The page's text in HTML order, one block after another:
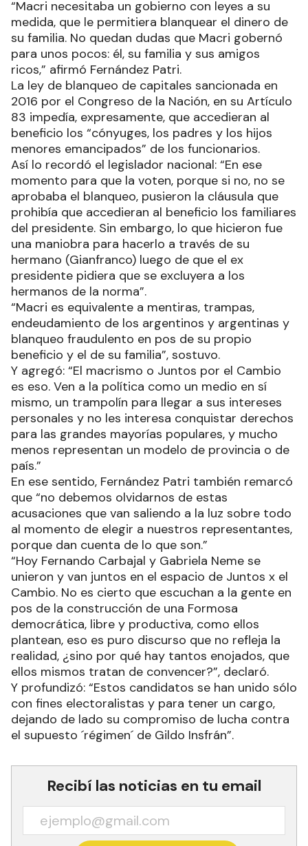
“Macri necesitaba un gobierno con leyes a su
medida, que le permitiera blanquear el dinero de
su familia. No quedan dudas que Macri gobernó
para unos pocos: él, su familia y sus amigos
ricos,” afirmó Fernández Patri.
La ley de blanqueo de capitales sancionada en
2016 por el Congreso de la Nación, en su Artículo
83 impedía, expresamente, que accedieran al
beneficio los “cónyuges, los padres y los hijos
menores emancipados” de los funcionarios.
Así lo recordó el legislador nacional: “En ese
momento para que la voten, porque si no, no se
aprobaba el blanqueo, pusieron la cláusula que
prohibía que accedieran al beneficio los familiares
del presidente. Sin embargo, lo que hicieron fue
una maniobra para hacerlo a través de su
hermano (Gianfranco) luego de que el ex
presidente pidiera que se excluyera a los
hermanos de la norma”.
“Macri es equivalente a mentiras, trampas,
endeudamiento de los argentinos y argentinas y
blanqueo fraudulento en pos de su propio
beneficio y el de su familia”, sostuvo.
Y agregó: “El macrismo o Juntos por el Cambio
es eso. Ven a la política como un medio en sí
mismo, un trampolín para llegar a sus intereses
personales y no les interesa conquistar derechos
para las grandes mayorías populares, y mucho
menos representan un modelo de provincia o de
país.”
En ese sentido, Fernández Patri también remarcó
que “no debemos olvidarnos de estas
acusaciones que van saliendo a la luz sobre todo
al momento de elegir a nuestros representantes,
porque dan cuenta de lo que son.”
“Hoy Fernando Carbajal y Gabriela Neme se
unieron y van juntos en el espacio de Juntos x el
Cambio. No es cierto que escuchan a la gente en
pos de la construcción de una Formosa
democrática, libre y productiva, como ellos
plantean, eso es puro discurso que no refleja la
realidad, ¿sino por qué hay tantos enojados, que
ellos mismos tratan de convencer?”, declaró.
Y profundizó: “Estos candidatos se han unido sólo
con fines electoralistas y para tener un cargo,
dejando de lado su compromiso de lucha contra
el supuesto ´régimen´ de Gildo Insfrán”.
Recibí las noticias en tu email